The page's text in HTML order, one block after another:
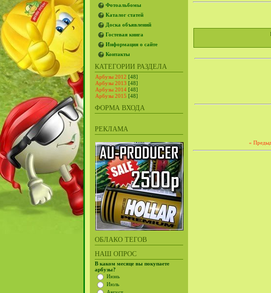
Фотоальбомы
Каталог статей
Доска объявлений
Гостевая книга
Информация о сайте
Контакты
КАТЕГОРИИ РАЗДЕЛА
Арбузы 2012 [48]
Арбузы 2013 [48]
Арбузы 2014 [48]
Арбузы 2015 [48]
ФОРМА ВХОДА
РЕКЛАМА
ОБЛАКО ТЕГОВ
НАШ ОПРОС
В каком месяце вы покупаете
арбузы?
Июнь
Июль
«